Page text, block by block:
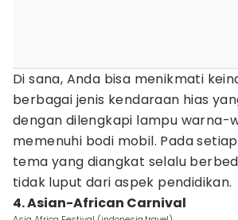
Di sana, Anda bisa menikmati
berbagai jenis kendaraan hias
dengan dilengkapi lampu warna-
memenuhi bodi mobil. Pada
tema yang diangkat selalu
tidak luput dari aspek pendidikan.
4. Asian-African Carnival